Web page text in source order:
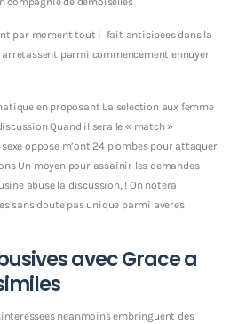
nt par moment tout i fait anticipees dans la
parmi commencement ennuyer
en proposant La selection aux femme
Quand il sera le « match »
oppose m’ont 24 plombes pour attaquer
Un moyen pour assainir les demandes
abuse la discussion, ! On notera
sans doute pas unique parmi averes
avec Grace a
neanmoins embringuent des